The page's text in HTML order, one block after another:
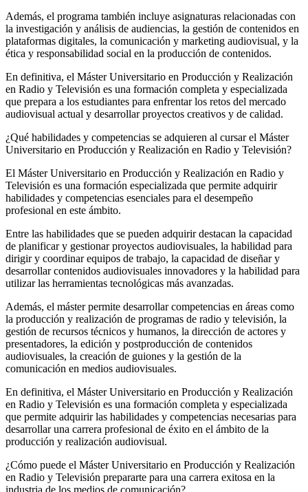
Además, el programa también incluye asignaturas relacionadas con
la investigación y análisis de audiencias, la gestión de contenidos en
plataformas digitales, la comunicación y marketing audiovisual, y la
ética y responsabilidad social en la producción de contenidos.
En definitiva, el Máster Universitario en Producción y Realización
en Radio y Televisión es una formación completa y especializada
que prepara a los estudiantes para enfrentar los retos del mercado
audiovisual actual y desarrollar proyectos creativos y de calidad.
¿Qué habilidades y competencias se adquieren al cursar el Máster
Universitario en Producción y Realización en Radio y Televisión?
El Máster Universitario en Producción y Realización en Radio y
Televisión es una formación especializada que permite adquirir
habilidades y competencias esenciales para el desempeño
profesional en este ámbito.
Entre las habilidades que se pueden adquirir destacan la capacidad
de planificar y gestionar proyectos audiovisuales, la habilidad para
dirigir y coordinar equipos de trabajo, la capacidad de diseñar y
desarrollar contenidos audiovisuales innovadores y la habilidad para
utilizar las herramientas tecnológicas más avanzadas.
Además, el máster permite desarrollar competencias en áreas como
la producción y realización de programas de radio y televisión, la
gestión de recursos técnicos y humanos, la dirección de actores y
presentadores, la edición y postproducción de contenidos
audiovisuales, la creación de guiones y la gestión de la
comunicación en medios audiovisuales.
En definitiva, el Máster Universitario en Producción y Realización
en Radio y Televisión es una formación completa y especializada
que permite adquirir las habilidades y competencias necesarias para
desarrollar una carrera profesional de éxito en el ámbito de la
producción y realización audiovisual.
¿Cómo puede el Máster Universitario en Producción y Realización
en Radio y Televisión prepararte para una carrera exitosa en la